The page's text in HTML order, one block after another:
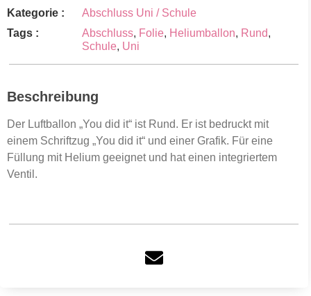
Kategorie :
Abschluss Uni / Schule
Tags :
Abschluss, Folie, Heliumballon, Rund,
Schule, Uni
Beschreibung
Der Luftballon „You did it“ ist Rund. Er ist bedruckt mit
einem Schriftzug „You did it“ und einer Grafik. Für eine
Füllung mit Helium geeignet und hat einen integriertem
Ventil.